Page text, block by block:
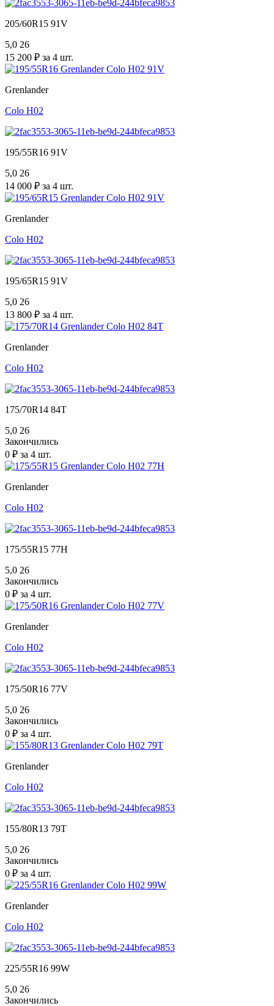
205/60R15 91V
5,0 26
15 200 ₽ за 4 шт.
Grenlander
Colo H02
195/55R16 91V
5,0 26
14 000 ₽ за 4 шт.
Grenlander
Colo H02
195/65R15 91V
5,0 26
13 800 ₽ за 4 шт.
Grenlander
Colo H02
175/70R14 84T
5,0 26
Закончились
0 ₽ за 4 шт.
Grenlander
Colo H02
175/55R15 77H
5,0 26
Закончились
0 ₽ за 4 шт.
Grenlander
Colo H02
175/50R16 77V
5,0 26
Закончились
0 ₽ за 4 шт.
Grenlander
Colo H02
155/80R13 79T
5,0 26
Закончились
0 ₽ за 4 шт.
Grenlander
Colo H02
225/55R16 99W
5,0 26
Закончились